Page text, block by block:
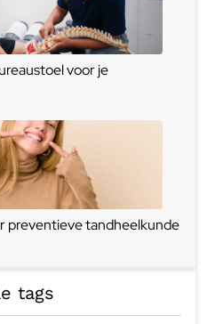
voor je
preventieve tandheelkunde
tags